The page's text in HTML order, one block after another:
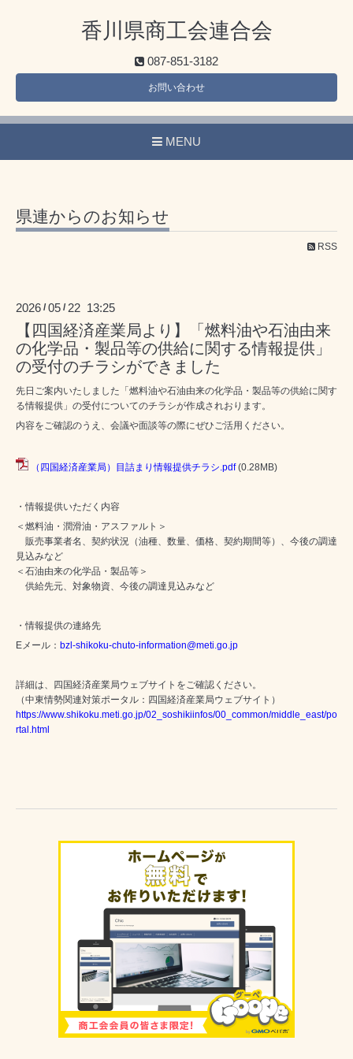
香川県商工会連合会
087-851-3182
お問い合わせ
MENU
県連からのお知らせ
RSS
2026 /05 / 22 13:25
【四国経済産業局より】「燃料油や石油由来
の化学品・製品等の供給に関する情報提供」
の受付のチラシができました
先日ご案内いたしました「燃料油や石油由来の化学品・製品等の供給に関す
る情報提供」の受付についてのチラシが作成されおります。
内容をご確認のうえ、会議や面談等の際にぜひご活用ください。
（四国経済産業局）目詰まり情報提供チラシ.pdf (0.28MB)
・情報提供いただく内容
＜燃料油・潤滑油・アスファルト＞
販売事業者名、契約状況（油種、数量、価格、契約期間等）、今後の調達
見込みなど
＜石油由来の化学品・製品等＞
供給先元、対象物資、今後の調達見込みなど
・情報提供の連絡先
Eメール： bzl-shikoku-chuto-information@meti.go.jp
詳細は、四国経済産業局ウェブサイトをご確認ください。
（中東情勢関連対策ポータル：四国経済産業局ウェブサイト）
https://www.shikoku.meti.go.jp/02_soshikiinfos/00_common/middle_east/po
rtal.html